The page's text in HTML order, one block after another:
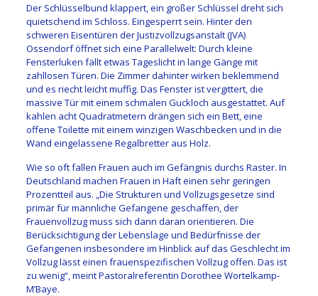
Der Schlüsselbund klappert, ein großer Schlüssel dreht sich
quietschend im Schloss. Eingesperrt sein. Hinter den
schweren Eisentüren der Justizvollzugsanstalt (JVA)
Ossendorf öffnet sich eine Parallelwelt: Durch kleine
Fensterluken fällt etwas Tageslicht in lange Gänge mit
zahllosen Türen. Die Zimmer dahinter wirken beklemmend
und es riecht leicht muffig. Das Fenster ist vergittert, die
massive Tür mit einem schmalen Guckloch ausgestattet. Auf
kahlen acht Quadratmetern drängen sich ein Bett, eine
offene Toilette mit einem winzigen Waschbecken und in die
Wand eingelassene Regalbretter aus Holz.
Wie so oft fallen Frauen auch im Gefängnis durchs Raster. In
Deutschland machen Frauen in Haft einen sehr geringen
Prozentteil aus. „Die Strukturen und Vollzugsgesetze sind
primär für männliche Gefangene geschaffen, der
Frauenvollzug muss sich dann daran orientieren. Die
Berücksichtigung der Lebenslage und Bedürfnisse der
Gefangenen insbesondere im Hinblick auf das Geschlecht im
Vollzug lässt einen frauenspezifischen Vollzug offen. Das ist
zu wenig“, meint Pastoralreferentin Dorothee Wortelkamp-
M’Baye.